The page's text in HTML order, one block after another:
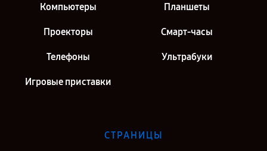
Компьютеры Планшеты
Проекторы Смарт-часы
Телефоны Ультрабуки
Игровые приставки
СТРАНИЦЫ